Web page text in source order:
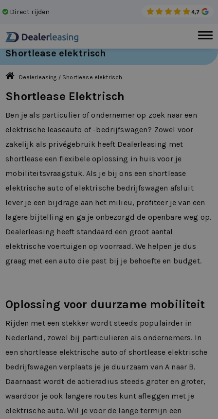
Direct rijden
Shortlease elektrisch
Dealerleasing / Shortlease elektrisch
Shortlease Elektrisch
Ben je als particulier of ondernemer op zoek naar een
elektrische leaseauto of -bedrijfswagen? Zowel voor
zakelijk als privégebruik heeft Dealerleasing met
shortlease een flexibele oplossing in huis voor je
mobiliteitsvraagstuk. Als je bij ons een shortlease
elektrische auto of elektrische bedrijfswagen afsluit
lever je een bijdrage aan het milieu, profiteer je van een
lagere bijtelling en ga je onbezorgd de openbare weg op.
Dealerleasing heeft standaard een groot aantal
elektrische voertuigen op voorraad. We helpen je dus
graag met een auto die past bij je behoefte en budget.
Oplossing voor duurzame mobiliteit
Rijden met een stekker wordt steeds populairder in
Nederland, zowel bij particulieren als ondernemers. In
een shortlease elektrische auto of shortlease elektrische
bedrijfswagen verplaats je je duurzaam van A naar B.
Daarnaast wordt de actieradius steeds groter en groter,
waardoor je ook langere routes kunt afleggen met je
elektrische auto. Wil je voor de lange termijn een